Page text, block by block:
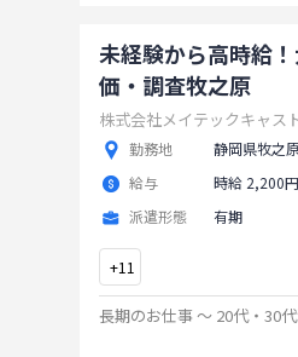
未経験から高時給
価・調査牧之原
株式会社メイテックキャス
勤務地
静岡県牧之
給与
時給 2,200
派遣形態
有期
+11
長期のお仕事 ～ 20